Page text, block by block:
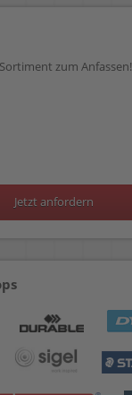
zum Anfassen!
Jetzt anfordern